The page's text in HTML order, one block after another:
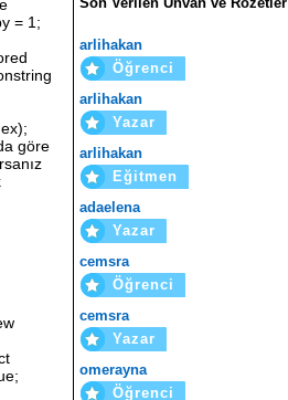
arlihakan
Öğrenci
arlihakan
Yazar
arlihakan
Eğitmen
adaelena
Yazar
cemsra
Öğrenci
cemsra
Yazar
omerayna
Öğrenci